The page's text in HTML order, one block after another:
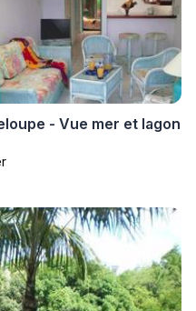
- Vue mer et lagon